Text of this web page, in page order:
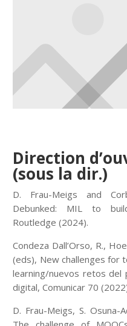
Direction
(sous la dir.)
D. Frau-Meigs and
Debunked: MIL to
Routledge (2024).
Condeza Dall’Orso, R.,
(eds), New challenges for
learning/nuevos retos del
digital, Comunicar 70
D. Frau-Meigs, S. Osuna-